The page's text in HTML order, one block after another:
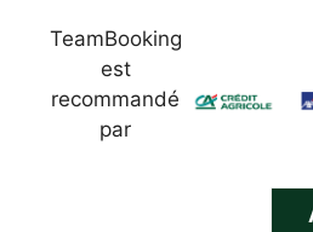
TeamBooking
est
recommandé
par